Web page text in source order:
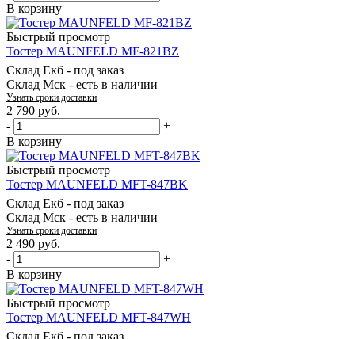
В корзину
Быстрый просмотр
Тостер MAUNFELD MF-821BZ
Склад Екб - под заказ
Склад Мск - есть в наличии
Узнать сроки доставки
2 790 руб.
-
+
В корзину
Быстрый просмотр
Тостер MAUNFELD MFT-847BK
Склад Екб - под заказ
Склад Мск - есть в наличии
Узнать сроки доставки
2 490 руб.
-
+
В корзину
Быстрый просмотр
Тостер MAUNFELD MFT-847WH
Склад Екб - под заказ